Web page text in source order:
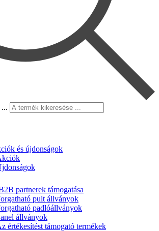
és újdonságok
partnerek támogatása
pult állványok
padlóállványok
állványok
értékesítést támogató termékek